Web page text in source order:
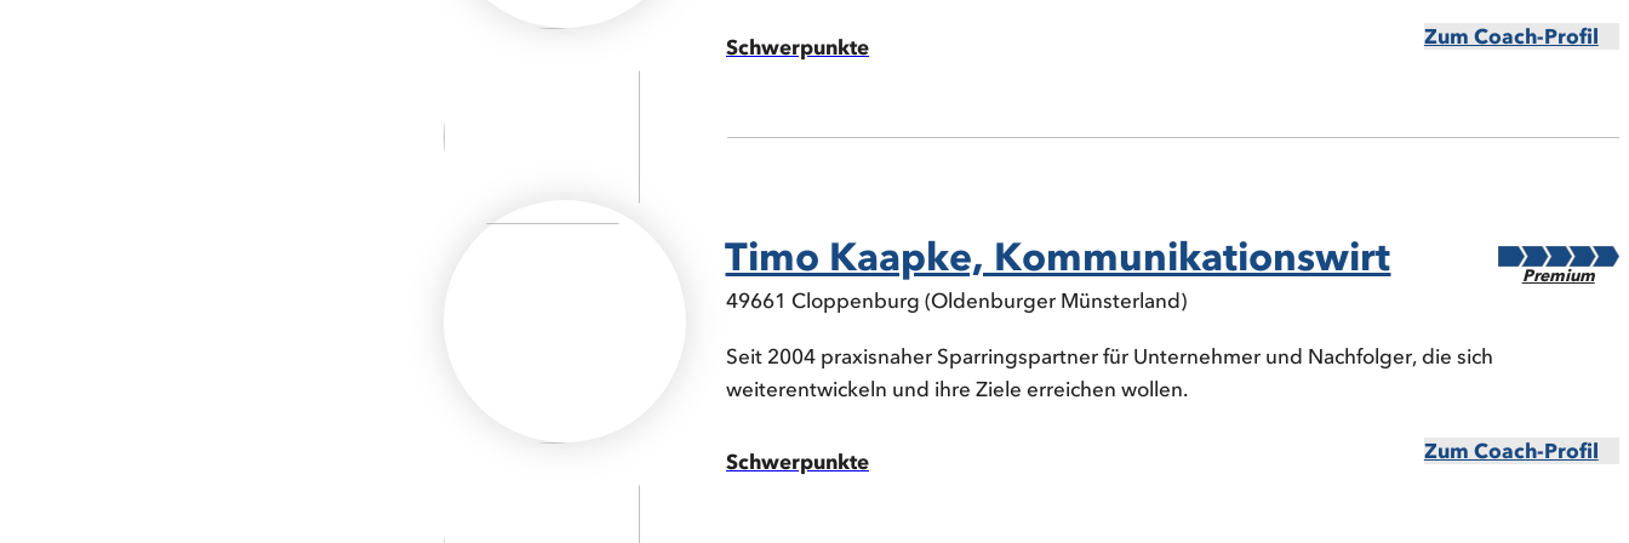
Schwerpunkte Zum Coach-Profil
Timo Kaapke, Kommunikationswirt
49661 Cloppenburg (Oldenburger Münsterland)
Premium
Seit 2004 praxisnaher Sparringspartner für Unternehmer und Nachfolger, die sich
weiterentwickeln und ihre Ziele erreichen wollen.
Schwerpunkte Zum Coach-Profil